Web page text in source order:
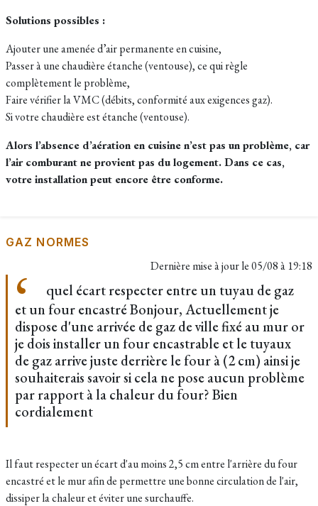
Solutions possibles :
Ajouter une amenée d’air permanente en cuisine,
Passer à une chaudière étanche (ventouse), ce qui règle
complètement le problème,
Faire vérifier la VMC (débits, conformité aux exigences gaz).
Si votre chaudière est étanche (ventouse).
Alors l’absence d’aération en cuisine n’est pas un problème, car
l’air comburant ne provient pas du logement.Dans ce cas,
votre installation peut encore être conforme.
GAZ NORMES
Dernière mise à jour le05/08 à 19:18
quel écart respecter entre un tuyau de gaz
et un four encastré Bonjour, Actuellement je
dispose d'une arrivée de gaz de ville fixé au mur or
je dois installer un four encastrable et le tuyaux
de gaz arrive juste derrière le four à (2 cm) ainsi je
souhaiterais savoir si cela ne pose aucun problème
par rapport à la chaleur du four? Bien
cordialement
Il faut respecter un écart d'au moins 2,5 cm entre l'arrière du four
encastré et le mur afin de permettre une bonne circulation de l'air,
dissiper la chaleur et éviter une surchauffe.